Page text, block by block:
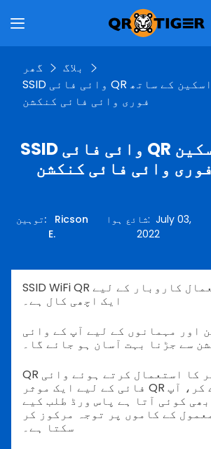
گھر
بلاگ
SSID وائی فائی QR کوڈ: ایک اسکین کے ساتھ
فوری وائی فائی کنکشن
SSID وائی فائی QR کوڈ: ایک اسکین
وائی فائی کنکشن
توہین:
Ricson
E.
شائع ہوا: July 03,
2022
SSID WiFi QR کوڈ کا استعمال کاروبار کے لیے
ایک اچھی کال ہے۔
اور مہمانوں کے لیے آپ کے وائی
سے جڑنا بہت آسان ہو جائے گا۔
QR کوڈ جنریٹر کا استعمال کرتے ہوئے وائی
فائی کے لیے ایک موثر QR کوڈ ترتیب دے کر، آپ
کوئی آتا ہے پاس ورڈ طلب کیے
کے کاموں پر توجہ مرکوز کر
سکتا ہے۔